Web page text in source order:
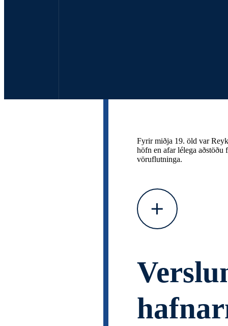
Fyrir miðja 19. öld var
höfn en afar lélega aðstöðu
vöruflutninga.